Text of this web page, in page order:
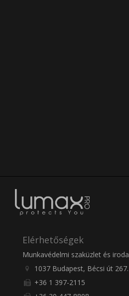
Elérhetőségek
Munkavédelmi szaküzlet és iroda
1037 Budapest, Bécsi út 267.
+36 1 397-2115